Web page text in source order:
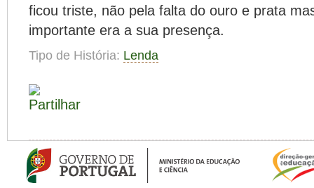
ficou triste, não pela falta do ouro e prata
importante era a sua presença.
Tipo de História: Lenda